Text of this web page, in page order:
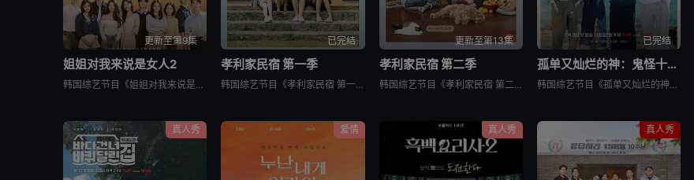
更新至第9集
姐姐对我来说是女人2
韩国综艺节目《姐姐对我来说是女人2》又名：Noona is a Woman to Me 2，讲述了：节目旨在开掘为了事业而度过激烈的时间还没有找到爱情的女性和在爱情面前相信年龄只是数字的男性之间的罗曼
已完结
孝利家民宿 第一季
韩国综艺节目《孝利家民宿 第一季》又名：孝利家的民宿,Hyori&#39;s Homestay,효리네민박，讲述了：《孝利家民宿》为韩国JTBC的综艺节目，由李孝利主持，节目背景为李孝利与丈夫李尚顺音
更新至第13集
孝利家民宿 第二季
韩国综艺节目《孝利家民宿 第二季》又名：효리네 민박2，讲述了：《孝利家民宿 第二季》继续讲述李尚顺、李孝利夫妇在自家民宿接待客人的故事，本季将展现冬季济州岛的美景，而民宿新职员林允儿和短期兼职生朴宝
已完结
孤单又灿烂的神：鬼怪十周年特辑
韩国综艺节目《孤单又灿烂的神：鬼怪十周年特辑》又名：鬼怪十周年特别篇,鬼怪十周年之旅(台),도깨비 10주년，讲述了：为纪念开播十周年，剧中主演睽违多年再度聚首，展开特別旅行，重访经典场景、回顾难忘台
真人秀 爱情 真人秀 真人秀